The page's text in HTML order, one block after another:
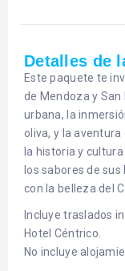
Detalles de
Este paquete te
de Mendoza y
urbana, la
oliva, y la
la historia y
los sabores de
con la belleza del
Incluye traslados
Hotel Céntrico.
No incluye